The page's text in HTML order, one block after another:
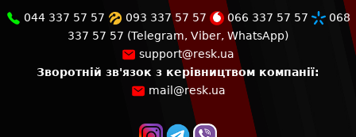
044 337 57 57 093 337 57 57 066 337 57 57
068
337 57 57 (Telegram, Viber, WhatsApp)
support@resk.ua
Зворотній зв'язок з керівництвом компанії:
mail@resk.ua